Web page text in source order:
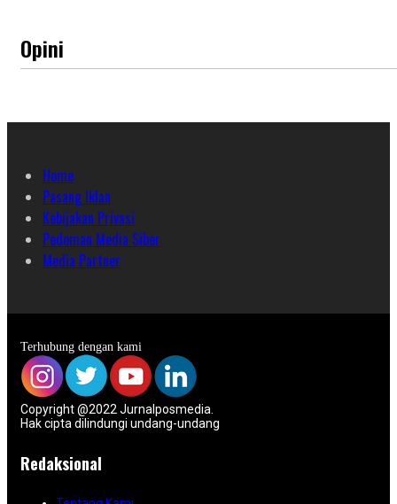
Opini
Home
Pasang Iklan
Kebijakan Privasi
Pedoman Media Siber
Media Partner
Terhubung dengan kami
Copyright @2022 Jurnalposmedia.
Hak cipta dilindungi undang-undang
Redaksional